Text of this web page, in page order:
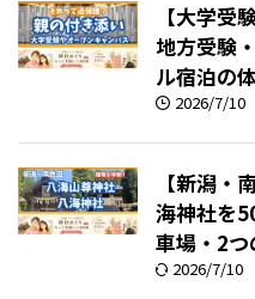
【大学受
地方受験
ル宿泊の
2026/7/10
【新潟・
海神社を
車場・2
2026/7/10